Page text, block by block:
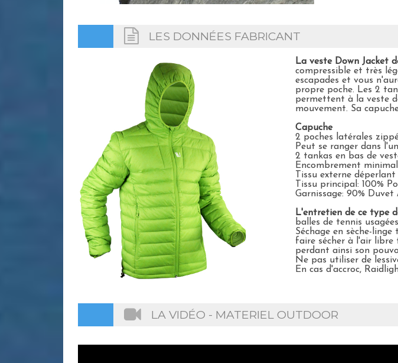
LES DONNÉES FABRICANT
La veste Down Jacket
compressible et très
escapades et vous
propre poche. Les 2
permettent à la veste
mouvement. Sa
Capuche
2 poches latérales
Peut se ranger dans
2 tankas en bas de
Encombrement minimal
Tissu externe déperlant
Tissu principal: 100%
Garnissage: 90% Duvet
L'entretien de ce type
balles de tennis
Séchage en sèche-
faire sécher à l'air
perdant ainsi son
Ne pas utiliser de
En cas d'accroc,
LA VIDÉO - MATERIEL OUTDOOR